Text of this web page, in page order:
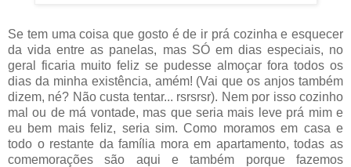
Se tem uma coisa que gosto é de ir prá cozinha e esquecer
da vida entre as panelas, mas SÓ em dias especiais, no
geral ficaria muito feliz se pudesse almoçar fora todos os
dias da minha existência, amém! (Vai que os anjos também
dizem, né? Não custa tentar... rsrsrsr). Nem por isso cozinho
mal ou de má vontade, mas que seria mais leve prá mim e
eu bem mais feliz, seria sim. Como moramos em casa e
todo o restante da família mora em apartamento, todas as
comemorações são aqui e também porque fazemos